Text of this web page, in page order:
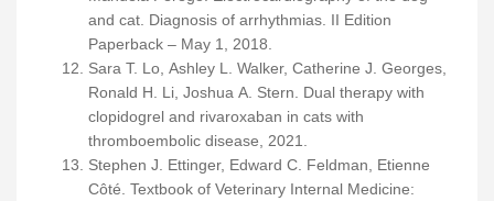
and cat. Diagnosis of arrhythmias. II Edition
Paperback – May 1, 2018.
Sara T. Lo, Ashley L. Walker, Catherine J. Georges,
Ronald H. Li, Joshua A. Stern. Dual therapy with
clopidogrel and rivaroxaban in cats with
thromboembolic disease, 2021.
Stephen J. Ettinger, Edward C. Feldman, Etienne
Côté. Textbook of Veterinary Internal Medicine: